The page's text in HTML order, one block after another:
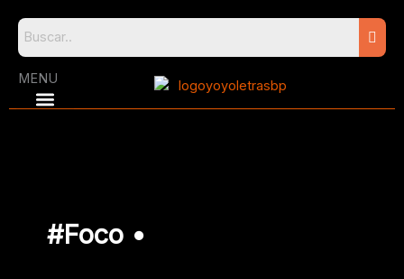
content
MENU
#Foco •